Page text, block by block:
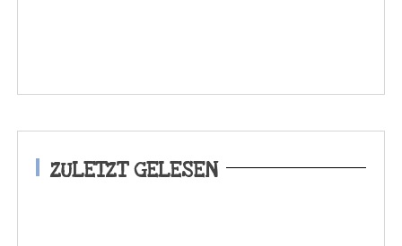
ZULETZT GELESEN